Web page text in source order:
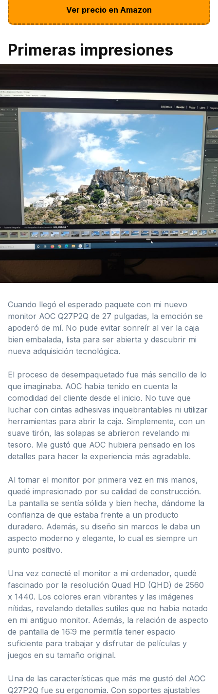
Ver precio en Amazon
Primeras impresiones
Cuando llegó el esperado paquete con mi nuevo
monitor AOC Q27P2Q de 27 pulgadas, la emoción se
apoderó de mí. No pude evitar sonreír al ver la caja
bien embalada, lista para ser abierta y descubrir mi
nueva adquisición tecnológica.
El proceso de desempaquetado fue más sencillo de lo
que imaginaba. AOC había tenido en cuenta la
comodidad del cliente desde el inicio. No tuve que
luchar con cintas adhesivas inquebrantables ni utilizar
herramientas para abrir la caja. Simplemente, con un
suave tirón, las solapas se abrieron revelando mi
tesoro. Me gustó que AOC hubiera pensado en los
detalles para hacer la experiencia más agradable.
Al tomar el monitor por primera vez en mis manos,
quedé impresionado por su calidad de construcción.
La pantalla se sentía sólida y bien hecha, dándome la
confianza de que estaba frente a un producto
duradero. Además, su diseño sin marcos le daba un
aspecto moderno y elegante, lo cual es siempre un
punto positivo.
Una vez conecté el monitor a mi ordenador, quedé
fascinado por la resolución Quad HD (QHD) de 2560
x 1440. Los colores eran vibrantes y las imágenes
nítidas, revelando detalles sutiles que no había notado
en mi antiguo monitor. Además, la relación de aspecto
de pantalla de 16:9 me permitía tener espacio
suficiente para trabajar y disfrutar de películas y
juegos en su tamaño original.
Una de las características que más me gustó del AOC
Q27P2Q fue su ergonomía. Con soportes ajustables